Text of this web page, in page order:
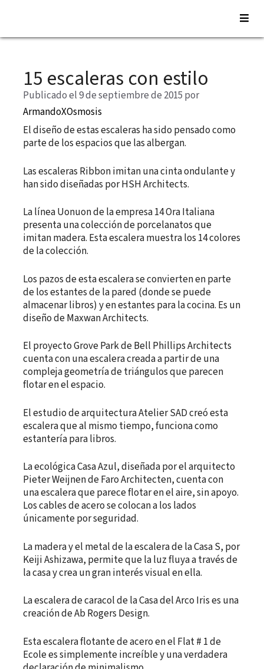
Saltar
contenido15 escaleras con estilo
Publicado el 9 de septiembre de 2015 por
ArmandoXOsmosis
El diseño de estas escaleras ha sido pensado como
parte de los espacios que las albergan.
Las escaleras Ribbon imitan una cinta ondulante y
han sido diseñadas por HSH Architects.
La línea Uonuon de la empresa 14 Ora Italiana
presenta una colección de porcelanatos que
imitan madera. Esta escalera muestra los 14 colores
de la colección.
Los pazos de esta escalera se convierten en parte
de los estantes de la pared (donde se puede
almacenar libros) y en estantes para la cocina. Es un
diseño de Maxwan Architects.
El proyecto Grove Park de Bell Phillips Architects
cuenta con una escalera creada a partir de una
compleja geometría de triángulos que parecen
flotar en el espacio.
El estudio de arquitectura Atelier SAD creó esta
escalera que al mismo tiempo, funciona como
estantería para libros.
La ecológica Casa Azul, diseñada por el arquitecto
Pieter Weijnen de Faro Architecten, cuenta con
una escalera que parece flotar en el aire, sin apoyo.
Los cables de acero se colocan a los lados
únicamente por seguridad.
La madera y el metal de la escalera de la Casa S, por
Keiji Ashizawa, permite que la luz fluya a través de
la casa y crea un gran interés visual en ella.
La escalera de caracol de la Casa del Arco Iris es una
creación de Ab Rogers Design.
Esta escalera flotante de acero en el Flat # 1 de
Ecole es simplemente increíble y una verdadera